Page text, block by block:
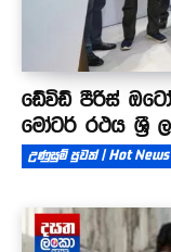
ඩේවිඩ් පීරිස්
මෝටර් රථය ශ්‍රී
උණුසුම් පුවත් | Hot News